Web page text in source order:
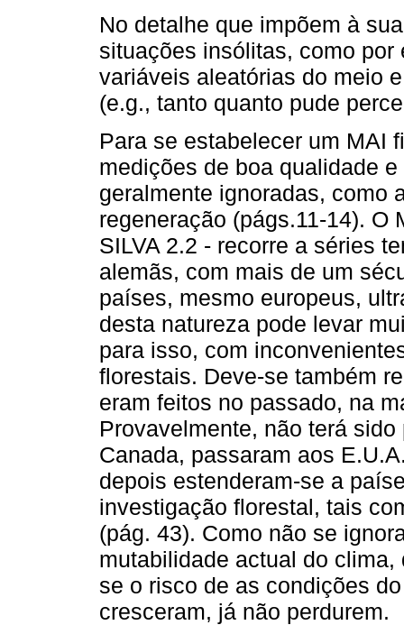
No detalhe que impõem à
situações insólitas, como
variáveis aleatórias do meio
(e.g., tanto quanto pude
Para se estabelecer um MAI
medições de boa qualidade
geralmente ignoradas, como
regeneração (págs.11-14). O
SILVA 2.2 - recorre a séries
alemãs, com mais de um
países, mesmo europeus,
desta natureza pode levar
para isso, com
florestais. Deve-se também
eram feitos no passado, na
Provavelmente, não terá
Canada, passaram aos
depois estenderam-se a
investigação florestal, tais
(pág. 43). Como não se
mutabilidade actual do
se o risco de as condições
cresceram, já não perdurem.